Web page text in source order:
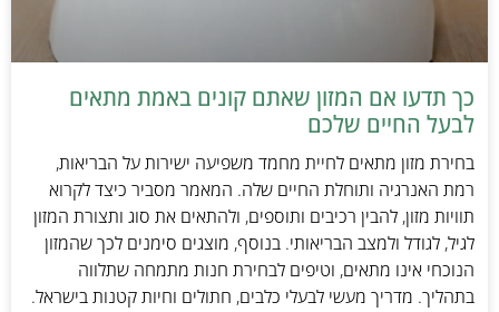
כך תדעו אם המזון שאתם קונים באמת מתאים
לבעל החיים שלכם
בחירת מזון מתאים לחיית מחמד משפיעה ישירות על הבריאות,
רמת האנרגיה ותוחלת החיים שלה. המאמר מסביר כיצד לקרוא
תוויות מזון, להבין רכיבים ותוספים, ולהתאים את סוג ותצורת המזון
לגיל, לגודל ולמצב הבריאותי. בנוסף, מוצגים סימנים לכך שהמזון
הנוכחי אינו מתאים, וטיפים לבחירת חנות מתמחה שתלווה
בתהליך. מדריך מעשי לבעלי כלבים, חתולים וחיות קטנות בישראל.